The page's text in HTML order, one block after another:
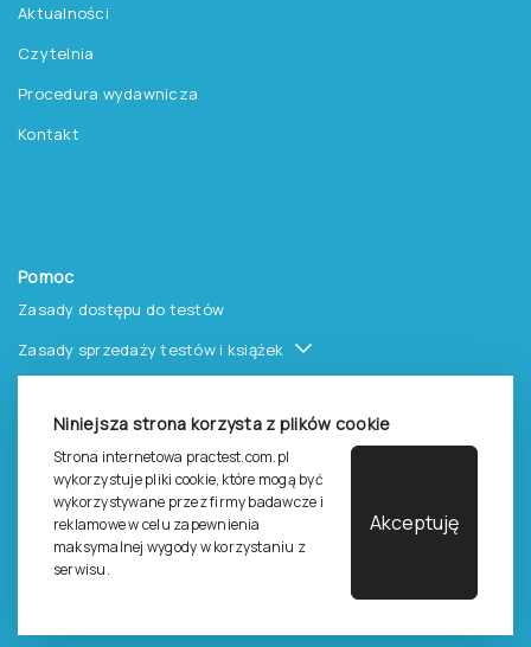
Niniejsza strona korzysta z plików cookie
Strona internetowa practest.com.pl
wykorzystuje pliki cookie, które mogą być
wykorzystywane przez firmy badawcze i
reklamowe w celu zapewnienia
maksymalnej wygody w korzystaniu z
serwisu.
Akceptuję
Aktualności
Czytelnia
Procedura wydawnicza
Kontakt
Pomoc
Zasady dostępu do testów
Zasady sprzedaży testów i książek
Cennik i katalog
Zasady zapisów na szkolenia
Dla studentów i doktorantów
Epsilon dla studentów i pracowników naukowych uczelni